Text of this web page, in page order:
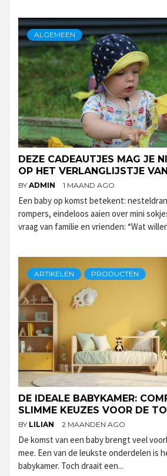
ALGEMEEN
DEZE CADEAUTJES MAG JE
OP HET VERLANGLIJSTJE
BY ADMIN 1 MAAND AGO
Een baby op komst betekent:
rompers, eindeloos aaien over mini
vraag van familie en vrienden: “Wat
ARTIKELEN PRODUCTEN
DE IDEALE BABYKAMER:
SLIMME KEUZES VOOR DE
BY LILIAN 2 MAANDEN AGO
De komst van een baby brengt veel
mee. Een van de leukste onderdelen is
babykamer. Toch draait een...